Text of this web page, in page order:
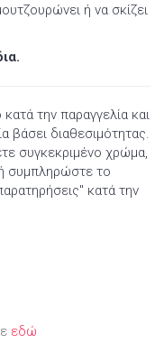
ή να σκίζει
την παραγγελία και
βάσει διαθεσιμότητας.
συγκεκριμένο χρώμα,
συμπληρώστε το
κατά την
εδώ